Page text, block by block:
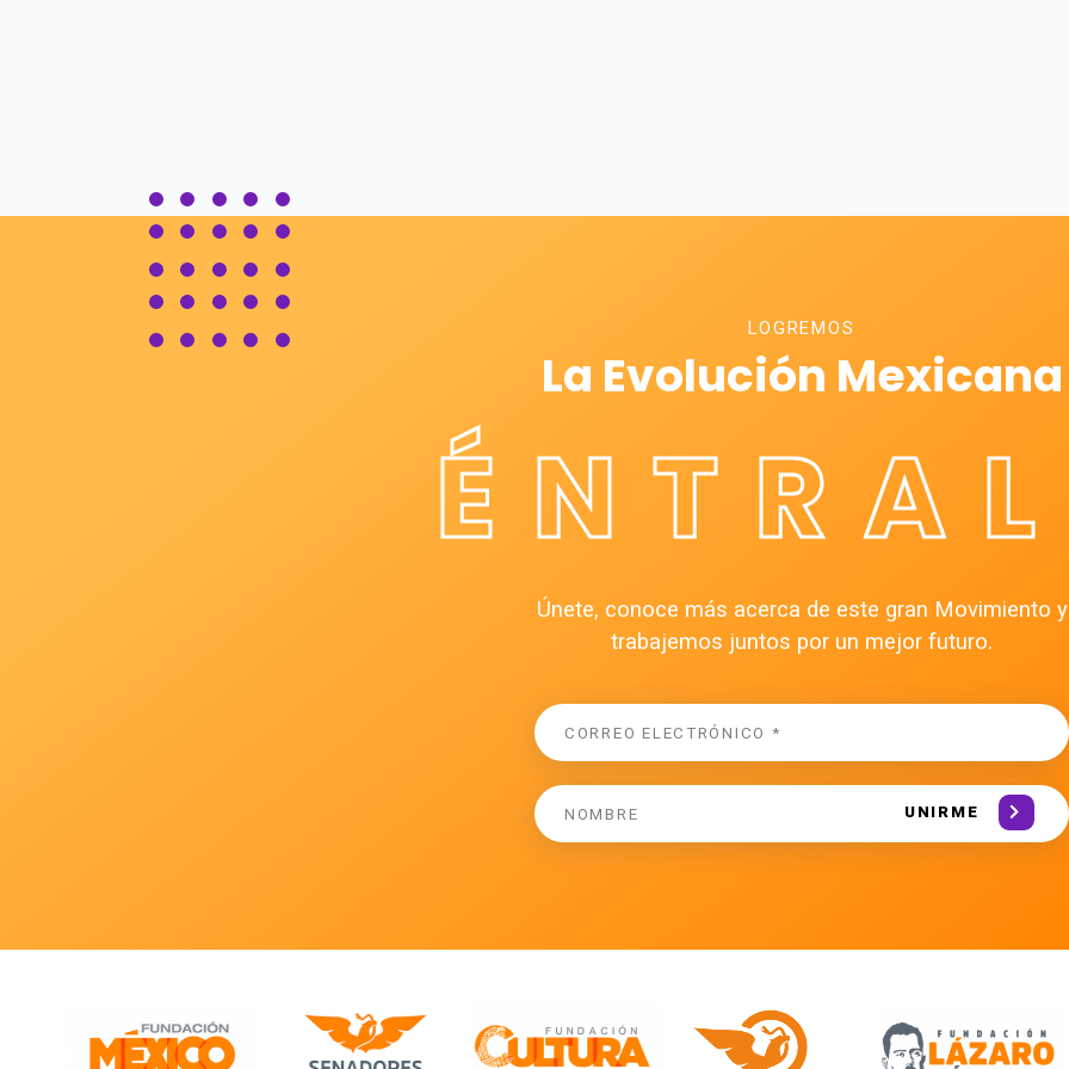
LOGREMOS
La Evolución Mexicana
Únete, conoce más acerca de este gran Movimiento y
trabajemos juntos por un mejor futuro.
UNIRME